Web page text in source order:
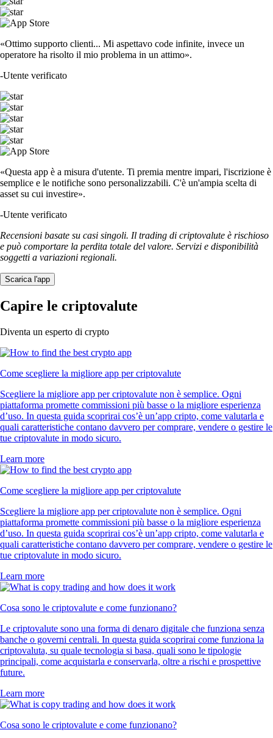
«Ottimo supporto clienti... Mi aspettavo code infinite, invece un
operatore ha risolto il mio problema in un attimo».
-Utente verificato
«Questa app è a misura d'utente. Ti premia mentre impari, l'iscrizione è
semplice e le notifiche sono personalizzabili. C'è un'ampia scelta di
asset su cui investire».
-Utente verificato
Recensioni basate su casi singoli. Il trading di criptovalute è rischioso
e può comportare la perdita totale del valore. Servizi e disponibilità
soggetti a variazioni regionali.
Scarica l'app
Capire le criptovalute
Diventa un esperto di crypto
Come scegliere la migliore app per criptovalute
Scegliere la migliore app per criptovalute non è semplice. Ogni
piattaforma promette commissioni più basse o la migliore esperienza
d’uso. In questa guida scoprirai cos’è un’app cripto, come valutarla e
quali caratteristiche contano davvero per comprare, vendere o gestire le
tue criptovalute in modo sicuro.
Learn more
Come scegliere la migliore app per criptovalute
Scegliere la migliore app per criptovalute non è semplice. Ogni
piattaforma promette commissioni più basse o la migliore esperienza
d’uso. In questa guida scoprirai cos’è un’app cripto, come valutarla e
quali caratteristiche contano davvero per comprare, vendere o gestire le
tue criptovalute in modo sicuro.
Learn more
Cosa sono le criptovalute e come funzionano?
Le criptovalute sono una forma di denaro digitale che funziona senza
banche o governi centrali. In questa guida scoprirai come funziona la
criptovaluta, su quale tecnologia si basa, quali sono le tipologie
principali, come acquistarla e conservarla, oltre a rischi e prospettive
future.
Learn more
Cosa sono le criptovalute e come funzionano?